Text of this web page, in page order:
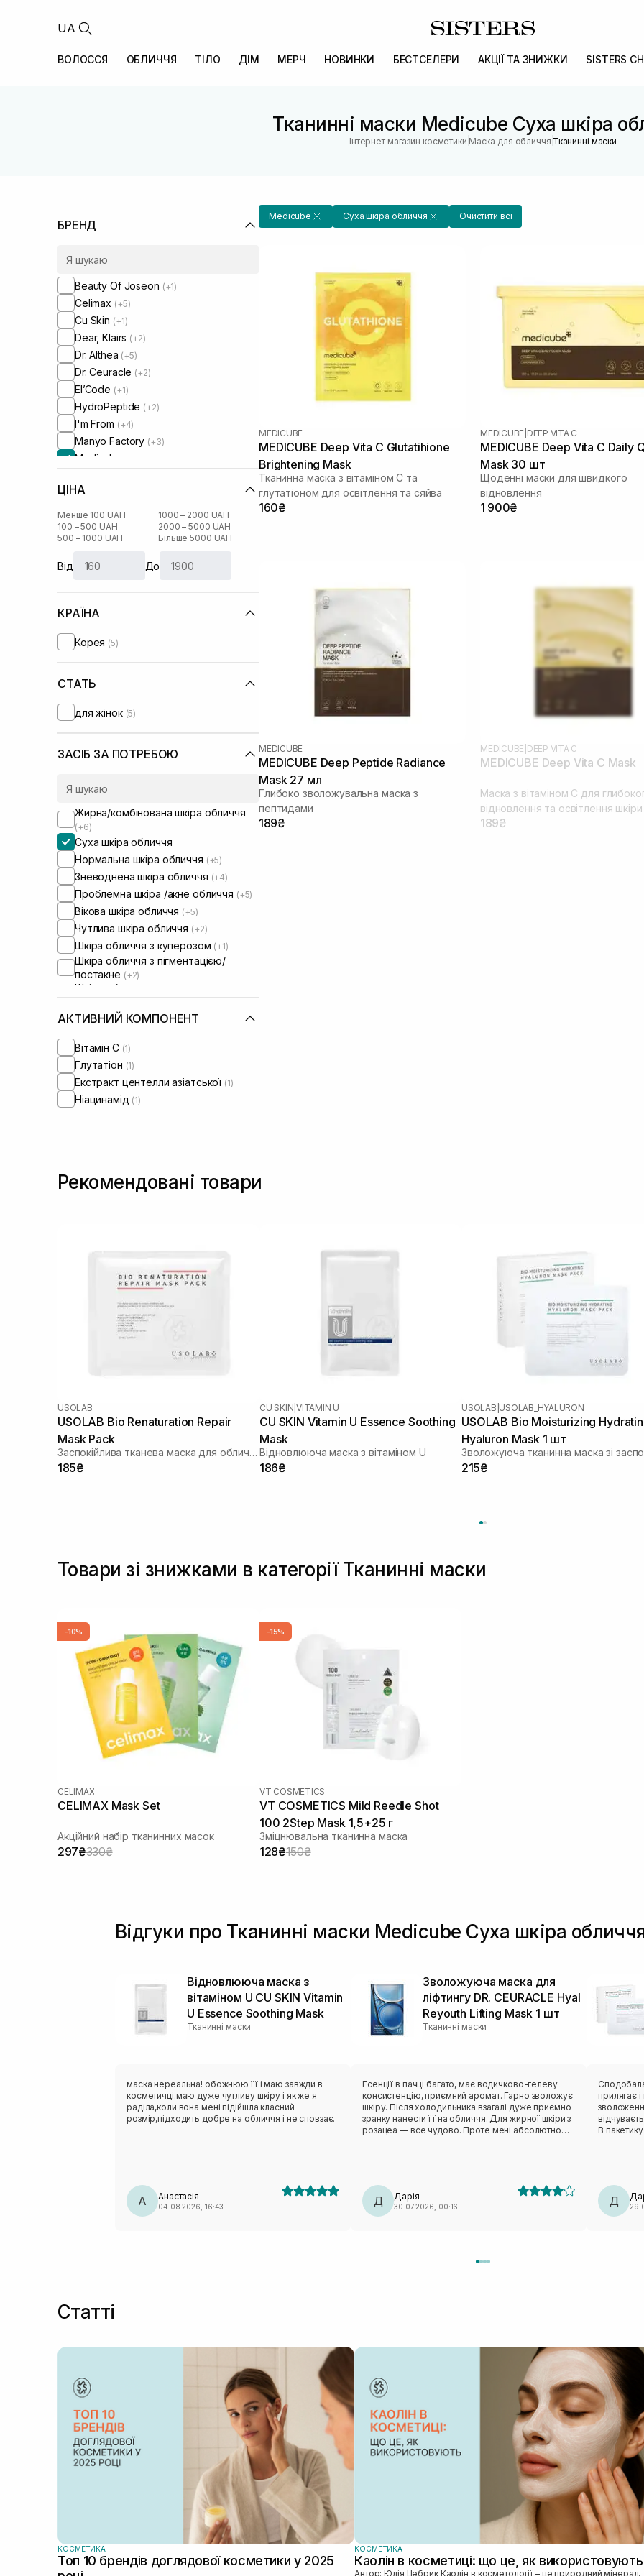
UA
ВОЛОССЯ ОБЛИЧЧЯ ТІЛО ДІМ МЕРЧ НОВИНКИ БЕСТСЕЛЕРИ АКЦІЇ ТА ЗНИЖКИ SISTERS
Тканинні маски Medicube Суха шкіра
Інтернет магазин косметики |Маска для обличчя |Тканинні маски
БРЕНД
Beauty Of Joseon (+1)
Celimax (+5)
Cu Skin (+1)
Dear, Klairs (+2)
Dr. Althea (+5)
Dr. Ceuracle (+2)
El’Code (+1)
HydroPeptide (+2)
I'm From (+4)
Manyo Factory (+3)
Medicube
Needly
Numbuzin (+2)
Patchology
RARE Paris
Real Barrier (+3)
Rosy Drop
Round Lab
UIQ(+1)
Usolab(+2)
VT Cosmetics
ЦІНА
Менше 100 UAH
100 – 500 UAH
500 – 1000 UAH
1000 – 2000 UAH
2000 – 5000 UAH
Більше 5000 UAH
Від До
КРАЇНА
Корея (5)
СТАТЬ
для жінок (5)
ЗАСІБ ЗА ПОТРЕБОЮ
Жирна/комбінована шкіра обличчя
(+6)
Суха шкіра обличчя
Нормальна шкіра обличчя (+5)
Зневоднена шкіра обличчя (+4)
Проблемна шкіра /акне обличчя (+5)
Вікова шкіра обличчя (+5)
Чутлива шкіра обличчя (+2)
Шкіра обличчя з куперозом (+1)
Шкіра обличчя з пігментацією/
постакне (+2)
Шкіра обличчя з розширеними
порами
АКТИВНИЙ КОМПОНЕНТ
Вітамін C (1)
Глутатіон (1)
Екстракт центелли азіатської (1)
Ніацинамід (1)
Medicube Суха шкіра обличчя Очистити всі
MEDICUBE
MEDICUBE Deep Vita C Glutatihione
Brightening Mask
Тканинна маска з вітаміном С та
глутатіоном для освітлення та сяйва
160₴
MEDICUBE DEEP VITA C
MEDICUBE Deep Vita C Daily
Mask 30 шт
Щоденні маски для швидкого
відновлення
1 900₴
MEDICUBE
MEDICUBE Deep Peptide Radiance
Mask 27 мл
Глибоко зволожувальна маска з
пептидами
189₴
MEDICUBE DEEP VITA C
MEDICUBE Deep Vita C Mask
Маска з вітаміном С для
відновлення та освітлення шкіри
189₴
Рекомендовані товари
USOLAB
USOLAB Bio Renaturation Repair
Mask Pack
Заспокійлива тканева маска для обличчя
185₴
CU SKIN |VITAMIN U
CU SKIN Vitamin U Essence Soothing
Mask
Відновлююча маска з вітаміном U
186₴
USOLAB USOLAB_HYALURON
USOLAB Bio Moisturizing
Hyaluron Mask 1 шт
215₴
Товари зі знижками в категорії Тканинні маски
-10%
CELIMAX
CELIMAX Mask Set
Акційний набір тканинних масок
297₴330₴
-15%
VT COSMETICS
VT COSMETICS Mild Reedle Shot
100 2Step Mask 1,5+25 г
Зміцнювальна тканинна маска
128₴150₴
Відгуки про Тканинні маски Medicube Суха шкіра
Відновлююча маска з
вітаміном U CU SKIN Vitamin
U Essence Soothing Mask
Тканинні маски
маска нереальна! обожнюю її і маю завжди в
косметичці.маю дуже чутливу шкіру і як же я
раділа,коли вона мені підійшла.класний
розмір,підходить добре на обличчя і не сповзає.
А Анастасія
04.08.2026, 16:43
Зволожуюча маска для
ліфтингу DR. CEURACLE Hyal
Reyouth Lifting Mask 1 шт
Тканинні маски
Есенції в пачці багато, має водичково-гелеву
консистенцію, приємний аромат. Гарно зволожує
шкіру. Після холодильника взагалі дуже приємно
зранку нанести її на обличчя. Для жирної шкіри з
розацеа — все чудово. Проте мені абсолютно
вдруге не повторю (лише через лекало).
Д Дарія
30.07.2026, 00:16
Сподобалася ця
прилягає і
В
класна
Д
Статті
КОСМЕТИКА
Топ 10 брендів доглядової косметики у 2025
КОСМЕТИКА
Каолін в косметиці: що це, як використовують
Автор: Юлія Цебрик Каолін в косметології – це природний мінерал,